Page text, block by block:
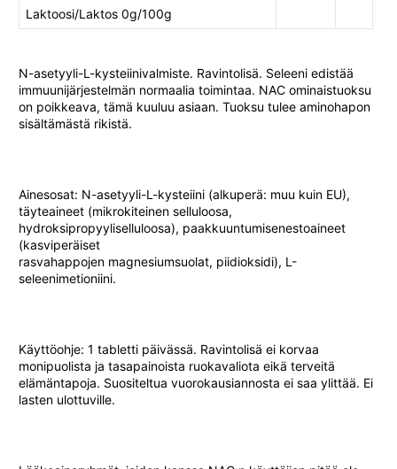
Laktoosi/Laktos 0g/100g
N-asetyyli-L-kysteiinivalmiste. Ravintolisä. Seleeni edistää
immuunijärjestelmän normaalia toimintaa. NAC ominaistuoksu
on poikkeava, tämä kuuluu asiaan. Tuoksu tulee aminohapon
sisältämästä rikistä.
Ainesosat: N-asetyyli-L-kysteiini (alkuperä: muu kuin EU),
täyteaineet (mikrokiteinen selluloosa,
hydroksipropyyliselluloosa), paakkuuntumisenestoaineet
(kasviperäiset
rasvahappojen magnesiumsuolat, piidioksidi), L-
seleenimetioniini.
Käyttöohje: 1 tabletti päivässä. Ravintolisä ei korvaa
monipuolista ja tasapainoista ruokavaliota eikä terveitä
elämäntapoja. Suositeltua vuorokausiannosta ei saa ylittää. Ei
lasten ulottuville.